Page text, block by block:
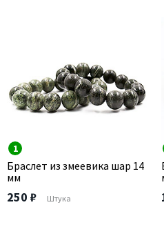
1
Браслет из змеевика шар 14
мм
250 ₽ Штука